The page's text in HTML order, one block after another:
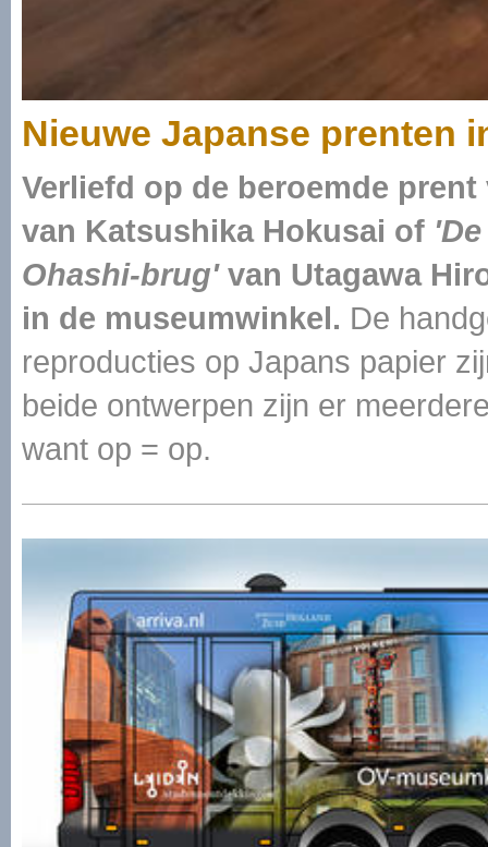
Nieuwe Japanse prenten
Verliefd op de beroemde
van Katsushika Hokusai of
Ohashi-brug'van Utagawa
in de museumwinkel. De
reproducties op Japans papier
beide ontwerpen zijn er
want op = op.